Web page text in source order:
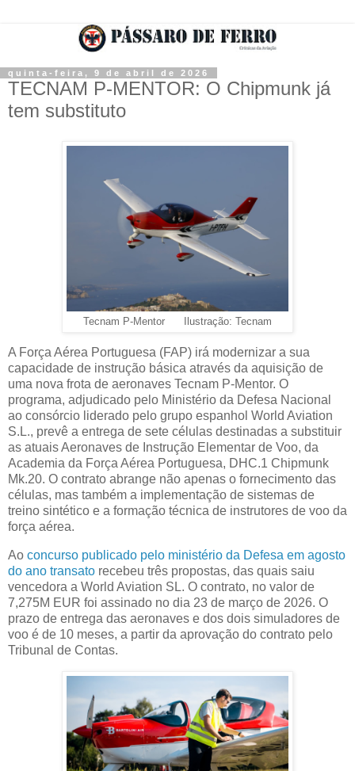
quinta-feira, 9 de abril de 2026
TECNAM P-MENTOR: O Chipmunk já
tem substituto
Tecnam P-Mentor Ilustração: Tecnam
A Força Aérea Portuguesa (FAP) irá modernizar a sua
capacidade de instrução básica através da aquisição de
uma nova frota de aeronaves Tecnam P-Mentor. O
programa, adjudicado pelo Ministério da Defesa Nacional
ao consórcio liderado pelo grupo espanhol World Aviation
S.L., prevê a entrega de sete células destinadas a substituir
as atuais Aeronaves de Instrução Elementar de Voo, da
Academia da Força Aérea Portuguesa, DHC.1 Chipmunk
Mk.20. O contrato abrange não apenas o fornecimento das
células, mas também a implementação de sistemas de
treino sintético e a formação técnica de instrutores de voo da
força aérea.
Ao concurso publicado pelo ministério da Defesa em agosto
do ano transato recebeu três propostas, das quais saiu
vencedora a World Aviation SL. O contrato, no valor de
7,275M EUR foi assinado no dia 23 de março de 2026. O
prazo de entrega das aeronaves e dos dois simuladores de
voo é de 10 meses, a partir da aprovação do contrato pelo
Tribunal de Contas.